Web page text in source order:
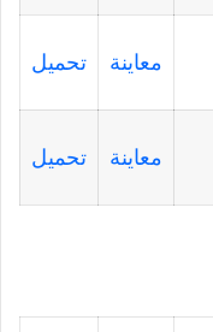
معاينة تحميل
معاينة تحميل